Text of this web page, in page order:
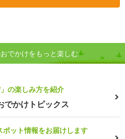
でかけをもっと楽しむ
の楽しみ方を紹介
でかけトピックス
ット情報をお届けします